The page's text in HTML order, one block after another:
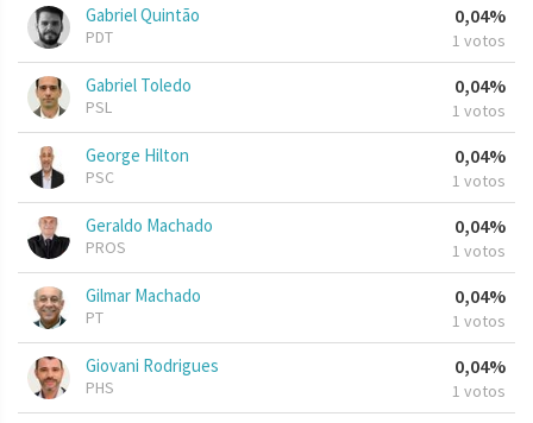
Gabriel Quintão
PDT
0,04%
1 votos
Gabriel Toledo
PSL
0,04%
1 votos
George Hilton
PSC
0,04%
1 votos
Geraldo Machado
PROS
0,04%
1 votos
Gilmar Machado
PT
0,04%
1 votos
Giovani Rodrigues
PHS
0,04%
1 votos